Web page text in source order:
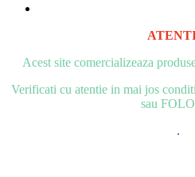
Acest site comercializeaza
Verificati cu atentie in mai jos
sau
.